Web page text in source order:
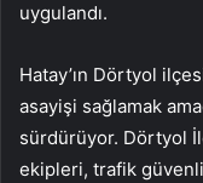
uygulandı.
Hatay’ın Dörtyol
asayişi sağlamak
sürdürüyor. Dörtyol
ekipleri, trafik